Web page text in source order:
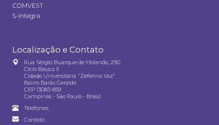
COMVEST
S-integra
Localização e Contato
Rua Sérgio Buarque de Holanda, 290
Ciclo Básico II
Cidade Universitária "Zeferino Vaz"
Bairro Barão Geraldo
CEP 13083-859
Campinas - São Paulo - Brasil
Telefones
Contato